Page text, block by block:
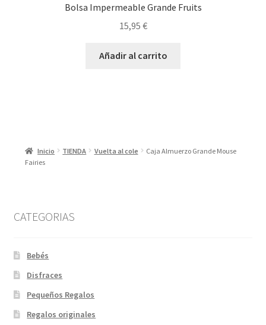
Bolsa Impermeable Grande Fruits
15,95 €
Añadir al carrito
Inicio TIENDA Vuelta al cole
Caja Almuerzo Grande Mouse
Fairies
CATEGORIAS
Bebés
Disfraces
Pequeños Regalos
Regalos originales